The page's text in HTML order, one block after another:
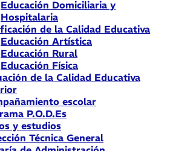
Educación Domiciliaria y
Hospitalaria
de la Calidad Educativa
Educación Artística
Educación Rural
Educación Física
de la Calidad Educativa
escolar
P.O.D.Es
y estudios
Técnica General